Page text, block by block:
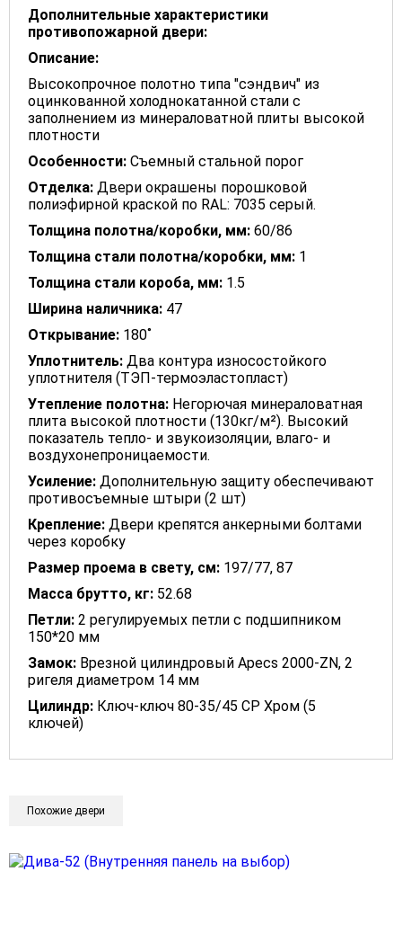
Дополнительные характеристики
противопожарной двери:
Описание:
Высокопрочное полотно типа "сэндвич" из
оцинкованной холоднокатанной стали с
заполнением из минераловатной плиты высокой
плотности
Особенности: Съемный стальной порог
Отделка: Двери окрашены порошковой
полиэфирной краской по RAL: 7035 серый.
Толщина полотна/коробки, мм: 60/86
Толщина стали полотна/коробки, мм: 1
Толщина стали короба, мм: 1.5
Ширина наличника: 47
Открывание: 180˚
Уплотнитель: Два контура износостойкого
уплотнителя (ТЭП-термоэластопласт)
Утепление полотна: Негорючая минераловатная
плита высокой плотности (130кг/м²). Высокий
показатель тепло- и звукоизоляции, влаго- и
воздухонепроницаемости.
Усиление: Дополнительную защиту обеспечивают
противосъемные штыри (2 шт)
Крепление: Двери крепятся анкерными болтами
через коробку
Размер проема в свету, см: 197/77, 87
Масса брутто, кг: 52.68
Петли: 2 регулируемых петли с подшипником
150*20 мм
Замок: Врезной цилиндровый Apecs 2000-ZN, 2
ригеля диаметром 14 мм
Цилиндр: Ключ-ключ 80-35/45 CP Хром (5
ключей)
Похожие двери